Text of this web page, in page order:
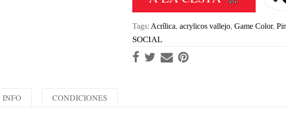
Tags: Acrílica, acrylicos vallejo, Game Color,
SOCIAL
INFO CONDICIONES